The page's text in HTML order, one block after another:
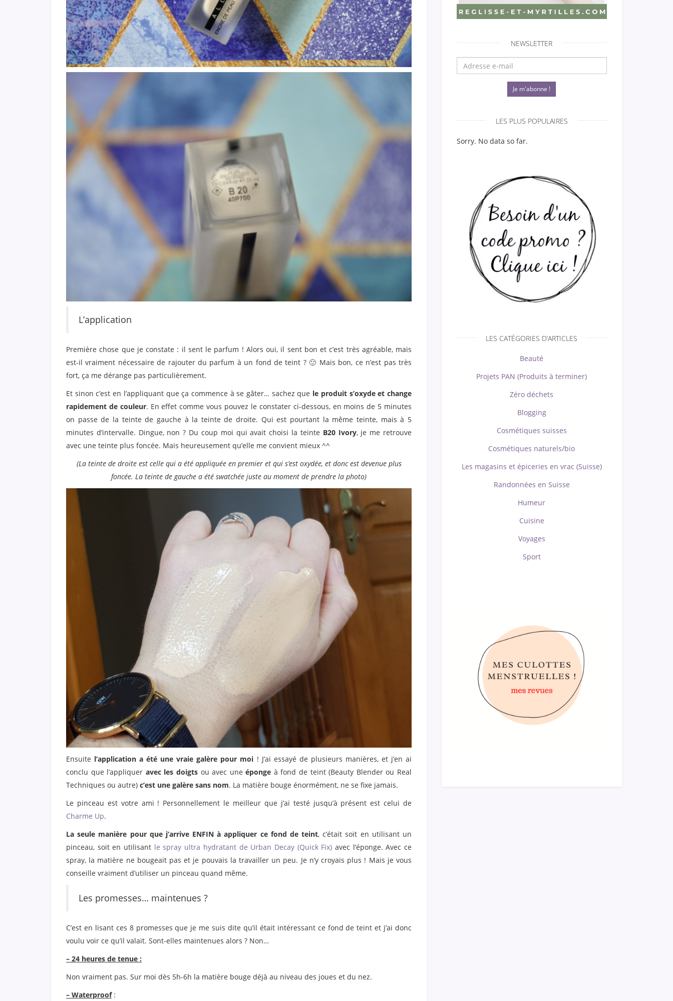
L’application
Première chose que je constate : il sent le parfum ! Alors oui, il sent bon et c’est très agréable, mais
est-il vraiment nécessaire de rajouter du parfum à un fond de teint ? 🙂 Mais bon, ce n’est pas très
fort, ça me dérange pas particulièrement.
Et sinon c’est en l’appliquant que ça commence à se gâter… sachez que le produit s’oxyde et change
rapidement de couleur. En effet comme vous pouvez le constater ci-dessous, en moins de 5 minutes
on passe de la teinte de gauche à la teinte de droite. Qui est pourtant la même teinte, mais à 5
minutes d’intervalle. Dingue, non ? Du coup moi qui avait choisi la teinte B20 Ivory, je me retrouve
avec une teinte plus foncée. Mais heureusement qu’elle me convient mieux ^^
(La teinte de droite est celle qui a été appliquée en premier et qui s’est oxydée, et donc est devenue plus
foncée. La teinte de gauche a été swatchée juste au moment de prendre la photo)
Ensuite l’application a été une vraie galère pour moi ! J’ai essayé de plusieurs manières, et j’en ai
conclu que l’appliquer avec les doigtsou avec uneéponge à fond de teint (Beauty Blender ou Real
Techniques ou autre) c’est une galère sans nom. La matière bouge énormément, ne se fixe jamais.
Le pinceau est votre ami ! Personnellement le meilleur que j’ai testé jusqu’à présent est celui de
Charme Up.
La seule manière pour que j’arrive ENFIN à appliquer ce fond de teint, c’était soit en utilisant un
pinceau, soit en utilisant le spray ultra hydratant de Urban Decay (Quick Fix) avec l’éponge. Avec ce
spray, la matière ne bougeait pas et je pouvais la travailler un peu. Je n’y croyais plus ! Mais je vous
conseille vraiment d’utiliser un pinceau quand même.
Les promesses… maintenues ?
C’est en lisant ces 8 promesses que je me suis dite qu’il était intéressant ce fond de teint et j’ai donc
voulu voir ce qu’il valait. Sont-elles maintenues alors ? Non…
– 24 heures de tenue :
Non vraiment pas. Sur moi dès 5h-6h la matière bouge déjà au niveau des joues et du nez.
– Waterproof:
NEWSLETTER
Je m'abonne !
LES PLUS POPULAIRES
Sorry. No data so far.
LES CATÉGORIES D’ARTICLES
Beauté
Projets PAN (Produits à terminer)
Zéro déchets
Blogging
Cosmétiques suisses
Cosmétiques naturels/bio
Les magasins et épiceries en vrac (Suisse)
Randonnées en Suisse
Humeur
Cuisine
Voyages
Sport